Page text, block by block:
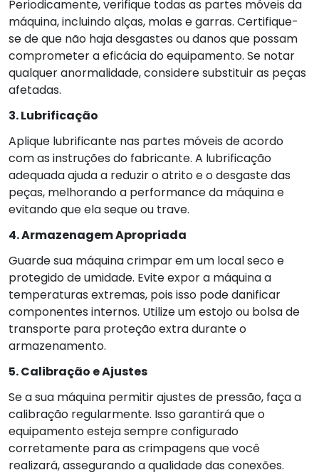
Periodicamente, verifique todas as partes móveis da
máquina, incluindo alças, molas e garras. Certifique-
se de que não haja desgastes ou danos que possam
comprometer a eficácia do equipamento. Se notar
qualquer anormalidade, considere substituir as peças
afetadas.
3. Lubrificação
Aplique lubrificante nas partes móveis de acordo
com as instruções do fabricante. A lubrificação
adequada ajuda a reduzir o atrito e o desgaste das
peças, melhorando a performance da máquina e
evitando que ela seque ou trave.
4. Armazenagem Apropriada
Guarde sua máquina crimpar em um local seco e
protegido de umidade. Evite expor a máquina a
temperaturas extremas, pois isso pode danificar
componentes internos. Utilize um estojo ou bolsa de
transporte para proteção extra durante o
armazenamento.
5. Calibração e Ajustes
Se a sua máquina permitir ajustes de pressão, faça a
calibração regularmente. Isso garantirá que o
equipamento esteja sempre configurado
corretamente para as crimpagens que você
realizará, assegurando a qualidade das conexões.